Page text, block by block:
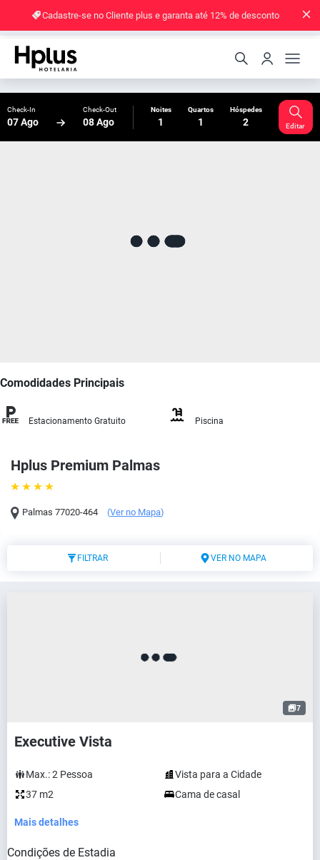
Cadastre-se no Cliente plus e garanta até 12% de desconto
Check-In
07 Ago
Check-Out
08 Ago
Noites
1
Quartos
1
Hóspedes
2 Editar
Hplus Premium Palmas
Palmas 77020-464 (Ver no Mapa)
Comodidades Principais
Estacionamento Gratuito Piscina
FILTRAR VER NO MAPA
7
Executive Vista
Max.:2 Pessoa
Vista para a Cidade
37 m2
Cama de casal
Mais detalhes
Condições de Estadia